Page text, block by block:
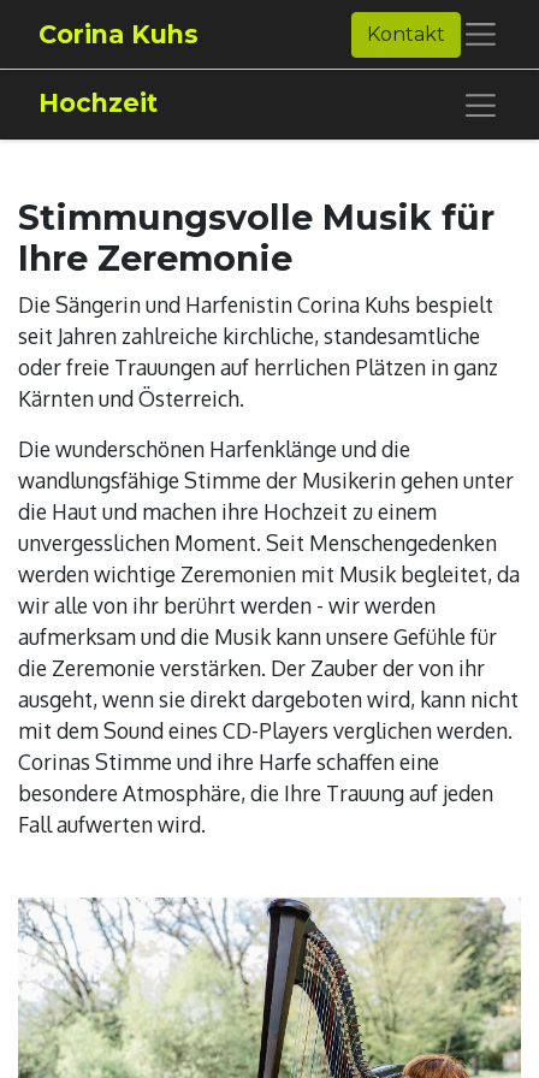
Corina Kuhs Kontakt
Hochzeit
Stimmungsvolle Musik für
Ihre Zeremonie
Die Sängerin und Harfenistin Corina Kuhs bespielt
seit Jahren zahlreiche kirchliche, standesamtliche
oder freie Trauungen auf herrlichen Plätzen in ganz
Kärnten und Österreich.
Die wunderschönen Harfenklänge und die
wandlungsfähige Stimme der Musikerin gehen unter
die Haut und machen ihre Hochzeit zu einem
unvergesslichen Moment. Seit Menschengedenken
werden wichtige Zeremonien mit Musik begleitet, da
wir alle von ihr berührt werden - wir werden
aufmerksam und die Musik kann unsere Gefühle für
die Zeremonie verstärken. Der Zauber der von ihr
ausgeht, wenn sie direkt dargeboten wird, kann nicht
mit dem Sound eines CD-Players verglichen werden.
Corinas Stimme und ihre Harfe schaffen eine
besondere Atmosphäre, die Ihre Trauung auf jeden
Fall aufwerten wird.